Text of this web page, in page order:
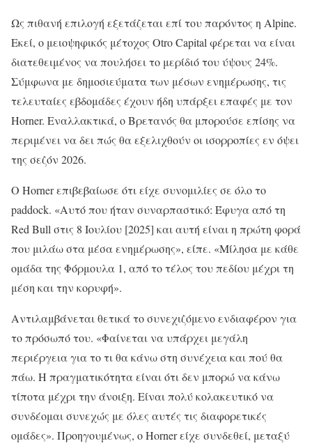
Ως πιθανή επιλογή εξετάζεται επί του παρόντος η Alpine.
Εκεί, ο μειοψηφικός μέτοχος Otro Capital φέρεται να είναι
διατεθειμένος να πουλήσει το μερίδιό του ύψους 24%.
Σύμφωνα με δημοσιεύματα των μέσων ενημέρωσης, τις
τελευταίες εβδομάδες έχουν ήδη υπάρξει επαφές με τον
Horner. Εναλλακτικά, ο Βρετανός θα μπορούσε επίσης να
περιμένει να δει πώς θα εξελιχθούν οι ισορροπίες εν όψει
της σεζόν 2026.
Ο Horner επιβεβαίωσε ότι είχε συνομιλίες σε όλο το
paddock. «Αυτό που ήταν συναρπαστικό: Έφυγα από τη
Red Bull στις 8 Ιουλίου [2025] και αυτή είναι η πρώτη φορά
που μιλάω στα μέσα ενημέρωσης», είπε. «Μίλησα με κάθε
ομάδα της Φόρμουλα 1, από το τέλος του πεδίου μέχρι τη
μέση και την κορυφή».
Αντιλαμβάνεται θετικά το συνεχιζόμενο ενδιαφέρον για
το πρόσωπό του. «Φαίνεται να υπάρχει μεγάλη
περιέργεια για το τι θα κάνω στη συνέχεια και πού θα
πάω. Η πραγματικότητα είναι ότι δεν μπορώ να κάνω
τίποτα μέχρι την άνοιξη. Είναι πολύ κολακευτικό να
συνδέομαι συνεχώς με όλες αυτές τις διαφορετικές
ομάδες». Προηγουμένως, ο Horner είχε συνδεθεί, μεταξύ